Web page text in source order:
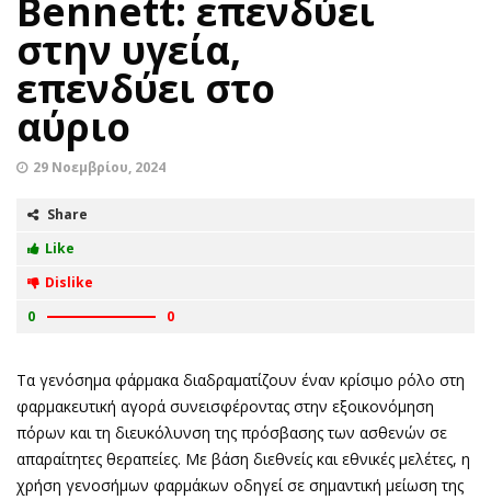
Bennett: επενδύει
στην υγεία,
επενδύει στο
αύριο
29 Νοεμβρίου, 2024
Share
Like
Dislike
0
0
Τα γενόσημα φάρμακα διαδραματίζουν έναν κρίσιμο ρόλο στη
φαρμακευτική αγορά συνεισφέροντας στην εξοικονόμηση
πόρων και τη διευκόλυνση της πρόσβασης των ασθενών σε
απαραίτητες θεραπείες. Με βάση διεθνείς και εθνικές μελέτες, η
χρήση γενοσήμων φαρμάκων οδηγεί σε σημαντική μείωση της